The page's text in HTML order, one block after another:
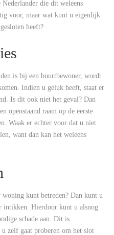
die dit weleens
voor, maar wat kunt u eigenlijk
heeft?
is bij een buurtbewoner, wordt
Indien u geluk heeft, staat er
Is dit ook niet het geval? Dan
openstaand raam op de eerste
Waak er echter voor dat u niet
want dan kan het weleens
kunt betreden? Dan kunt u
intikken. Hierdoor kunt u alsnog
schade aan. Dit is
zelf gaat proberen om het slot